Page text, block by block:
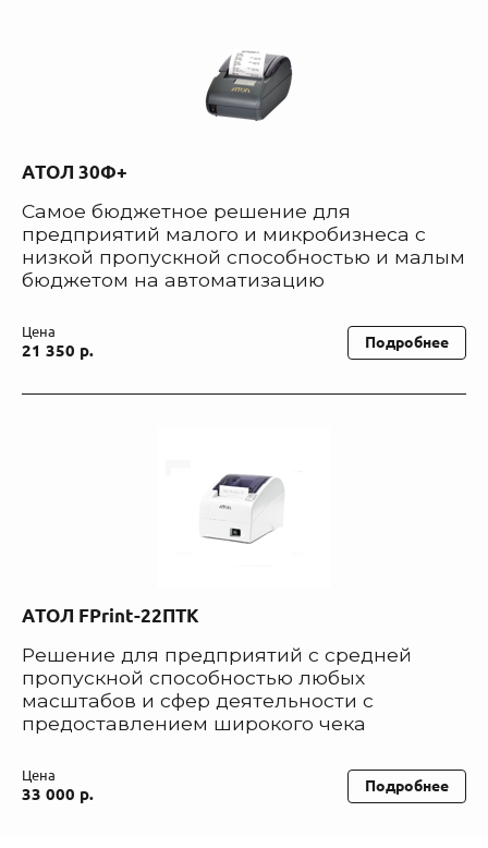
АТОЛ 30Ф+
Самое бюджетное решение для
предприятий малого и микробизнеса с
низкой пропускной способностью и малым
бюджетом на автоматизацию
Цена
21 350 р. Подробнее
АТОЛ FPrint-22ПТК
Решение для предприятий с средней
пропускной способностью любых
масштабов и сфер деятельности с
предоставлением широкого чека
Цена
33 000 р. Подробнее